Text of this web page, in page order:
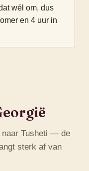
wél om, dus
en 4 uur in
naar Tusheti — de
sterk af van